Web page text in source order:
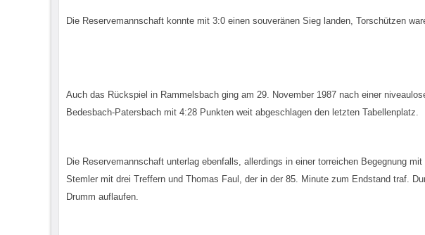
Die Reservemannschaft konnte mit 3:0 einen souveränen Sieg landen, Torschützen
Auch das Rückspiel in Rammelsbach ging am 29. November 1987 nach einer
Bedesbach-Patersbach mit 4:28 Punkten weit abgeschlagen den letzten Tabellenplatz.
Die Reservemannschaft unterlag ebenfalls, allerdings in einer torreichen Begegnung
Stemler mit drei Treffern und Thomas Faul, der in der 85. Minute zum Endstand traf.
Drumm auflaufen.